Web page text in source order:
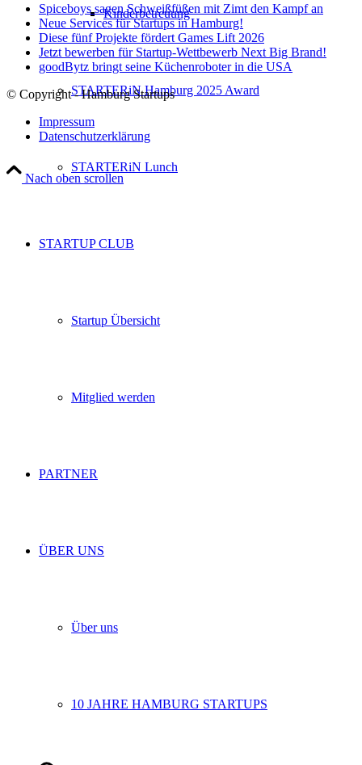
Kinderbetreuung
STARTERiN Hamburg 2025 Award
STARTERiN Lunch
STARTUP CLUB
Startup Übersicht
Mitglied werden
PARTNER
ÜBER UNS
Über uns
10 JAHRE HAMBURG STARTUPS
Spiceboys sagen Schweißfüßen mit Zimt den Kampf an
Neue Services für Startups in Hamburg!
Diese fünf Projekte fördert Games Lift 2026
Jetzt bewerben für Startup-Wettbewerb Next Big Brand!
goodBytz bringt seine Küchenroboter in die USA
© Copyright - Hamburg Startups
Impressum
Datenschutzerklärung
Nach oben scrollen